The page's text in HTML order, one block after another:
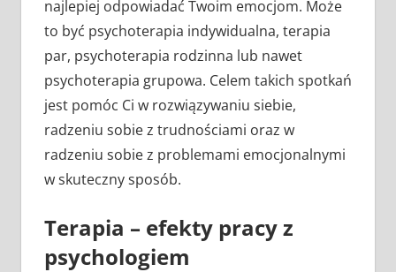
najlepiej odpowiadać Twoim emocjom. Może
to być psychoterapia indywidualna, terapia
par, psychoterapia rodzinna lub nawet
psychoterapia grupowa. Celem takich spotkań
jest pomóc Ci w rozwiązywaniu siebie,
radzeniu sobie z trudnościami oraz w
radzeniu sobie z problemami emocjonalnymi
w skuteczny sposób.
Terapia – efekty pracy z
psychologiem